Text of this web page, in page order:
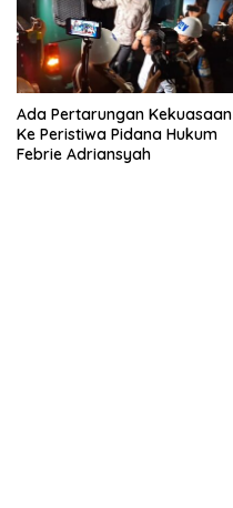
Ada Pertarungan Kekuasaan
Ke Peristiwa Pidana Hukum
Febrie Adriansyah